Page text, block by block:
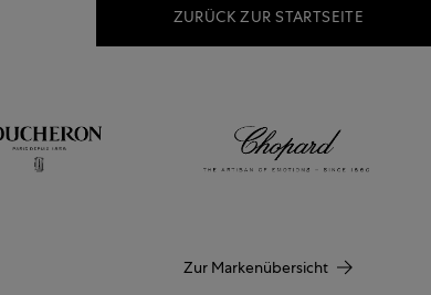
ZURÜCK ZUR STARTSEITE
Zur Markenübersicht